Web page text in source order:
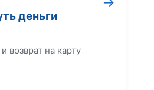
деньги
возврат на карту